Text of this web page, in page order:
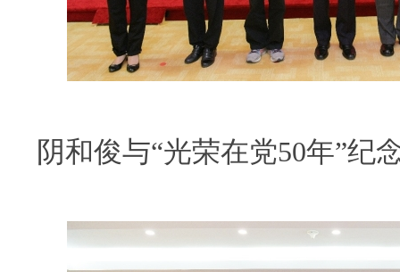
阴和俊与“光荣在党50年”纪